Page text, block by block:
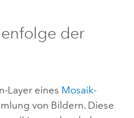
der
Layer eines Mosaik-
von Bildern. Diese